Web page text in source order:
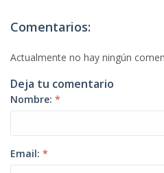
Comentarios:
Actualmente no hay ningún
Deja tu comentario
Nombre: *
Email: *